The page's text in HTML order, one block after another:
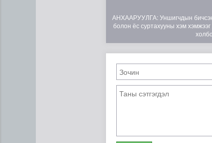
“Дүрслэх урлагийн
АНХААРУУЛГА: Уншигчдын бичсэн
болон ёс суртахууны хэм хэмжээг